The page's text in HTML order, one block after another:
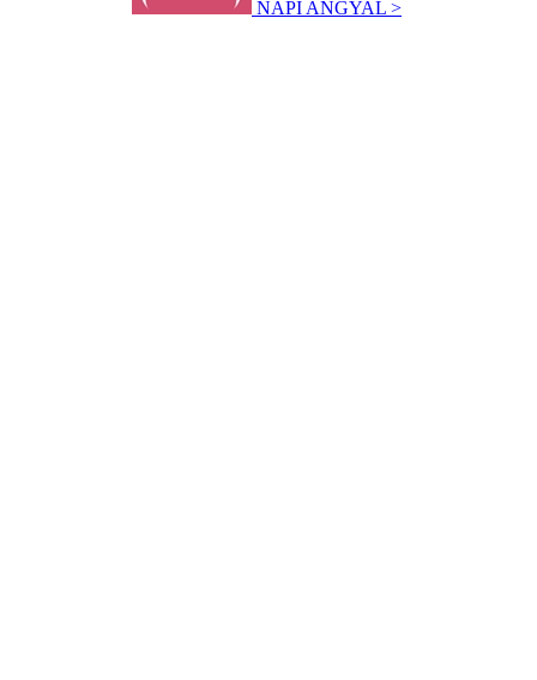
NAPI ANGYAL >